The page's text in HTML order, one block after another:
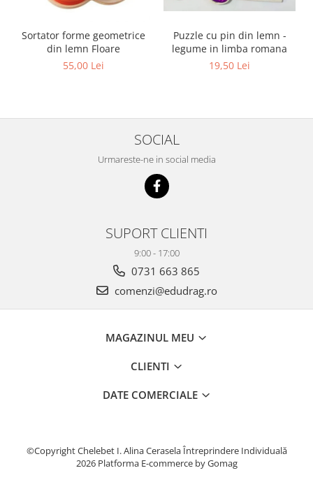
Sortator forme geometrice
din lemn Floare
55,00 Lei
Puzzle cu pin din lemn -
legume in limba romana
19,50 Lei
SOCIAL
Urmareste-ne in social media
SUPORT CLIENTI
9:00 - 17:00
0731 663 865
comenzi@edudrag.ro
MAGAZINUL MEU
CLIENTI
DATE COMERCIALE
©Copyright Chelebet I. Alina Cerasela Întreprindere Individuală
2026 Platforma E-commerce by Gomag